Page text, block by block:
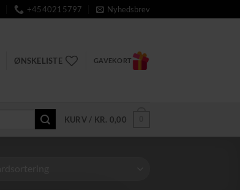
+4540215797 Nyhedsbrev
ØNSKELISTE GAVEKORT
KURV / KR. 0,00